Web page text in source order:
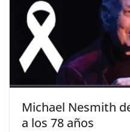
Michael Nesmith
a los 78 años